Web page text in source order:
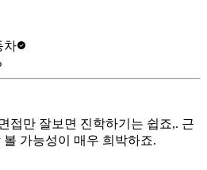
차
접만 잘보면 진학하기는 쉽죠,. 근
가능성이 매우 희박하죠.